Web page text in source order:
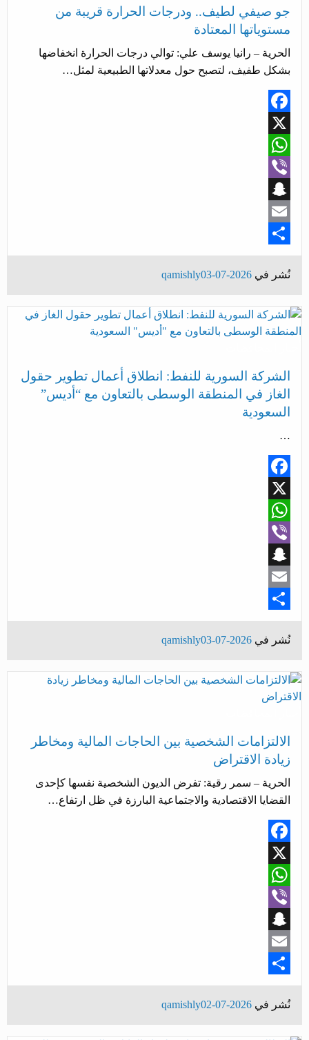
جو صيفي لطيف.. ودرجات الحرارة قريبة من
مستوياتها المعتادة
الحرية – رانيا يوسف علي: توالي درجات الحرارة انخفاضها
بشكل طفيف، لتصبح حول معدلاتها الطبيعية لمثل…
Facebook
X
WhatsApp
Viber
Snapchat
Email
Share
نُشر في 2026-07-03
qamishly
الشركة السورية للنفط: انطلاق أعمال تطوير حقول
الغاز في المنطقة الوسطى بالتعاون مع “أديس”
السعودية
…
Facebook
X
WhatsApp
Viber
Snapchat
Email
Share
نُشر في 2026-07-03
qamishly
الالتزامات الشخصية بين الحاجات المالية ومخاطر
زيادة الاقتراض
الحرية – سمر رقية: تفرض الديون الشخصية نفسها كإحدى
القضايا الاقتصادية والاجتماعية البارزة في ظل ارتفاع…
Facebook
X
WhatsApp
Viber
Snapchat
Email
Share
نُشر في 2026-07-02
qamishly